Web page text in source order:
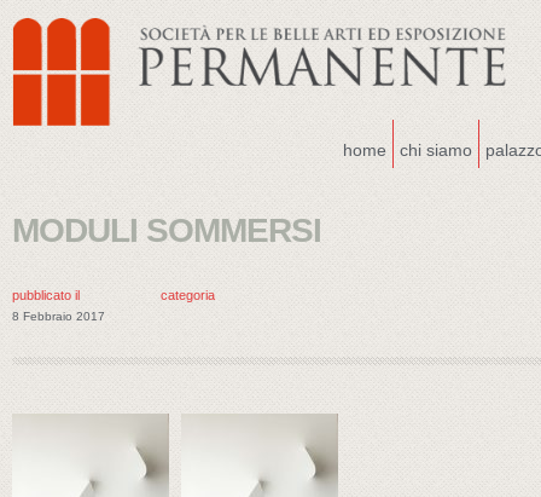
home chi siamo
MODULI SOMMERSI
pubblicato il
8 Febbraio 2017
categoria